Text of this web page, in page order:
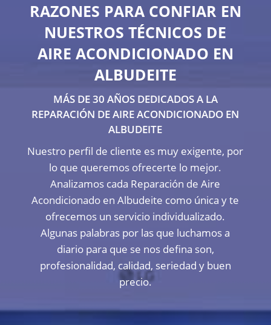
RAZONES PARA CONFIAR EN
NUESTROS TÉCNICOS DE
AIRE ACONDICIONADO EN
ALBUDEITE
MÁS DE 30 AÑOS DEDICADOS A LA
REPARACIÓN DE AIRE ACONDICIONADO EN
ALBUDEITE
Nuestro perfil de cliente es muy exigente, por
lo que queremos ofrecerte lo mejor.
Analizamos cada Reparación de Aire
Acondicionado en Albudeite como única y te
ofrecemos un servicio individualizado.
Algunas palabras por las que luchamos a
diario para que se nos defina son,
profesionalidad, calidad, seriedad y buen
precio.